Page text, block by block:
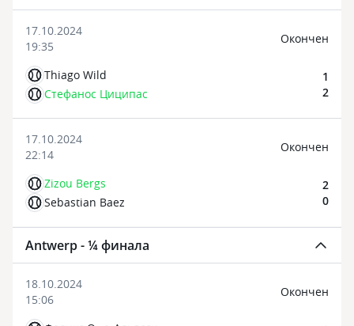
17.10.2024
19:35
Thiago Wild
Стефанос Циципас
Oкончен
1
2
17.10.2024
22:14
Zizou Bergs
Sebastian Baez
Oкончен
2
0
Antwerp - ¼ финала
18.10.2024
15:06
Oкончен